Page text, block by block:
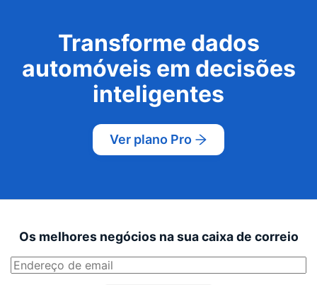
Transforme dados
automóveis em decisões
inteligentes
Ver plano Pro
Os melhores negócios na sua caixa de correio